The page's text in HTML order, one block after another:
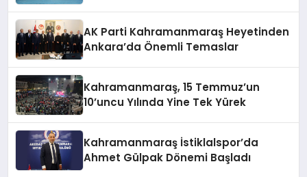
AK Parti Kahramanmaraş Heyetinden
Ankara’da Önemli Temaslar
Kahramanmaraş, 15 Temmuz’un
10’uncu Yılında Yine Tek Yürek
Kahramanmaraş İstiklalspor’da
Ahmet Gülpak Dönemi Başladı